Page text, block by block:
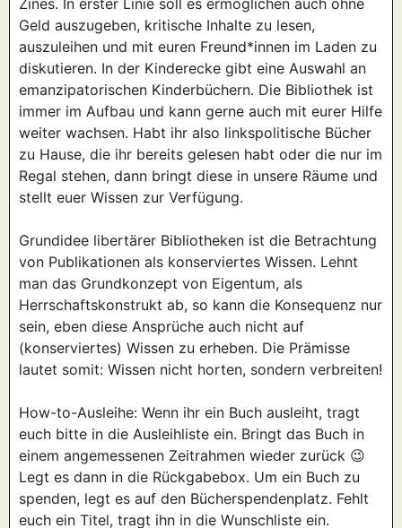
Zines. In erster Linie soll es ermöglichen auch ohne
Geld auszugeben, kritische Inhalte zu lesen,
auszuleihen und mit euren Freund*innen im Laden zu
diskutieren. In der Kinderecke gibt eine Auswahl an
emanzipatorischen Kinderbüchern. Die Bibliothek ist
immer im Aufbau und kann gerne auch mit eurer Hilfe
weiter wachsen. Habt ihr also linkspolitische Bücher
zu Hause, die ihr bereits gelesen habt oder die nur im
Regal stehen, dann bringt diese in unsere Räume und
stellt euer Wissen zur Verfügung.
Grundidee libertärer Bibliotheken ist die Betrachtung
von Publikationen als konserviertes Wissen. Lehnt
man das Grundkonzept von Eigentum, als
Herrschaftskonstrukt ab, so kann die Konsequenz nur
sein, eben diese Ansprüche auch nicht auf
(konserviertes) Wissen zu erheben. Die Prämisse
lautet somit: Wissen nicht horten, sondern verbreiten!
How-to-Ausleihe: Wenn ihr ein Buch ausleiht, tragt
euch bitte in die Ausleihliste ein. Bringt das Buch in
einem angemessenen Zeitrahmen wieder zurück 😉
Legt es dann in die Rückgabebox. Um ein Buch zu
spenden, legt es auf den Bücherspendenplatz. Fehlt
euch ein Titel, tragt ihn in die Wunschliste ein.